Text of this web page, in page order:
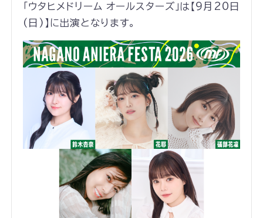
「ウタヒメドリーム オールスターズ」は【9月20日
(日)】に出演となります。